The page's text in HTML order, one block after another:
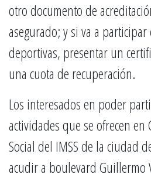
otro documento de
asegurado; y si va a
deportivas, presentar un
una cuota de recuperación.
Los interesados en poder
actividades que se ofrecen en
Social del IMSS de la ciudad
acudir a boulevard Guillermo